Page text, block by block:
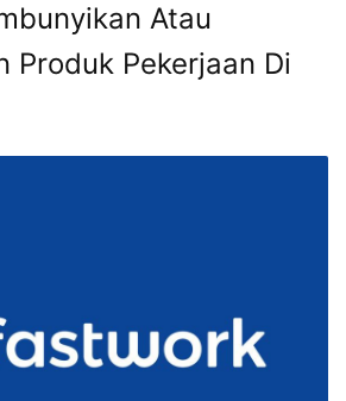
Atau
Produk Pekerjaan Di